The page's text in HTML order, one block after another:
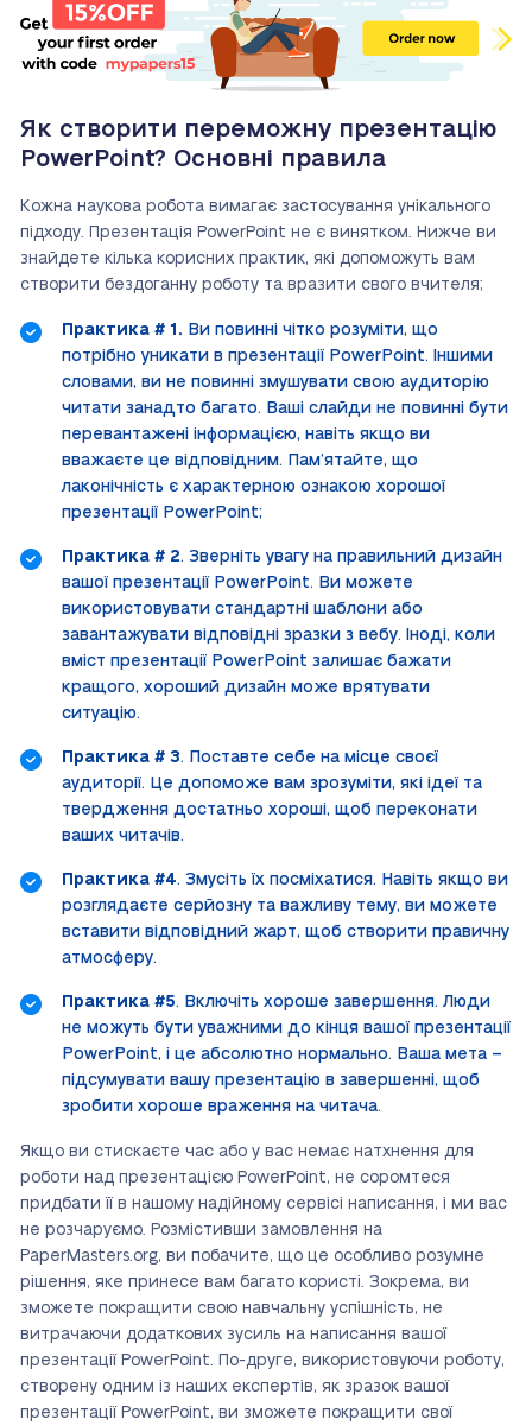
Як створити переможну презентацію
PowerPoint? Основні правила
Кожна наукова робота вимагає застосування унікального
підходу. Презентація PowerPoint не є винятком. Нижче ви
знайдете кілька корисних практик, які допоможуть вам
створити бездоганну роботу та вразити свого вчителя;
Практика # 1. Ви повинні чітко розуміти, що
потрібно уникати в презентації PowerPoint. Іншими
словами, ви не повинні змушувати свою аудиторію
читати занадто багато. Ваші слайди не повинні бути
перевантажені інформацією, навіть якщо ви
вважаєте це відповідним. Пам’ятайте, що
лаконічність є характерною ознакою хорошої
презентації PowerPoint;
Практика # 2. Зверніть увагу на правильний дизайн
вашої презентації PowerPoint. Ви можете
використовувати стандартні шаблони або
завантажувати відповідні зразки з вебу. Іноді, коли
вміст презентації PowerPoint залишає бажати
кращого, хороший дизайн може врятувати
ситуацію.
Практика # 3. Поставте себе на місце своєї
аудиторії. Це допоможе вам зрозуміти, які ідеї та
твердження достатньо хороші, щоб переконати
ваших читачів.
Практика #4. Змусіть їх посміхатися. Навіть якщо ви
розглядаєте серйозну та важливу тему, ви можете
вставити відповідний жарт, щоб створити правичну
атмосферу.
Практика #5. Включіть хороше завершення. Люди
не можуть бути уважними до кінця вашої презентації
PowerPoint, і це абсолютно нормально. Ваша мета –
підсумувати вашу презентацію в завершенні, щоб
зробити хороше враження на читача.
Якщо ви стискаєте час або у вас немає натхнення для
роботи над презентацією PowerPoint, не соромтеся
придбати її в нашому надійному сервісі написання, і ми вас
не розчаруємо. Розмістивши замовлення на
PaperMasters.org, ви побачите, що це особливо розумне
рішення, яке принесе вам багато користі. Зокрема, ви
зможете покращити свою навчальну успішність, не
витрачаючи додаткових зусиль на написання вашої
презентації PowerPoint. По-друге, використовуючи роботу,
створену одним із наших експертів, як зразок вашої
презентації PowerPoint, ви зможете покращити свої